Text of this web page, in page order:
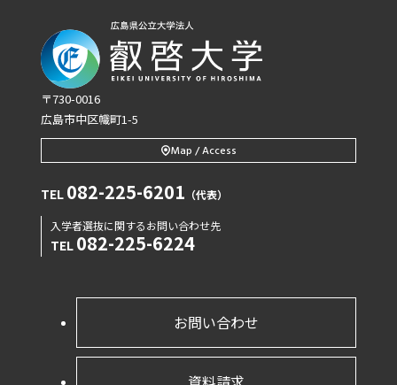
〒730-0016
広島市中区幟町1-5
Map / Access
TEL 082-225-6201 （代表）
入学者選抜に関するお問い合わせ先
TEL 082-225-6224
お問い合わせ